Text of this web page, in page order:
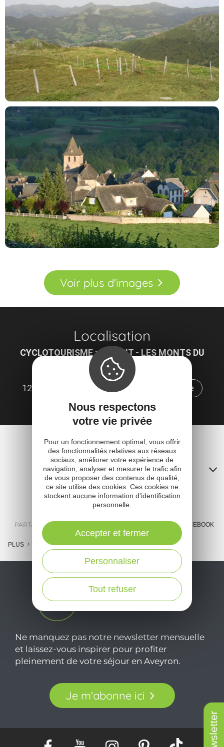
Newsletter
Voir plus d'images
Localisation
CYCLOTOURISME : CIRCUIT - LES MONTS DU
CANTAL
12600 Mur-de-Barrez
Obtenir l'itinéraire
Contacts
PARTAGER : FACEBOOK
PLUS
Ne manquez pas notre newsletter mensuelle
et laissez-vous inspirer pour profiter
pleinement de votre séjour en Aveyron.
Je m'abonne ici
Nous respectons
votre vie privée
Pour un fonctionnement optimal, vous offrir
des fonctionnalités relatives aux réseaux
sociaux, améliorer votre expérience de
navigation, analyser et mesurer le trafic afin
de vous proposer des contenus de qualité,
ce site utilise des cookies. Ces cookies ne
stockent aucune information d'identification
personnelle.
Tout refuser
Personnaliser
Accepter et fermer